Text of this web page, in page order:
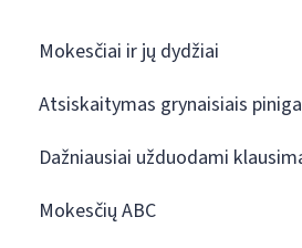
Mokesčiai ir jų dydžiai
Atsiskaitymas grynaisiais
Dažniausiai užduodami
Mokesčių ABC